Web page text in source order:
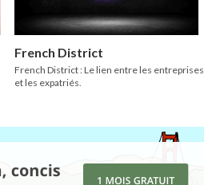
French District
French District : Le lien entre les entreprises
et les expatriés.